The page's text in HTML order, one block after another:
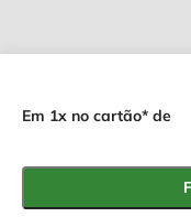
Resumo dos valores
LIVRO FÍSICO:
Em 1x no cartão* de